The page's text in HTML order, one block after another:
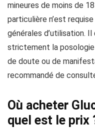
mineures de moins de
particulière n’est
générales d’utilisation.
strictement la
de doute ou de
recommandé de
Où acheter
quel est le prix